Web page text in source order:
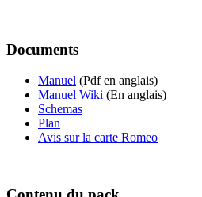
Documents
Manuel (Pdf en anglais)
Manuel Wiki (En anglais)
Schemas
Plan
Avis sur la carte Romeo